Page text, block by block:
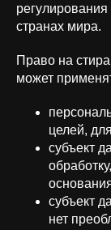
странах мира.
Право на
может
целей,
субъект
субъект
нет